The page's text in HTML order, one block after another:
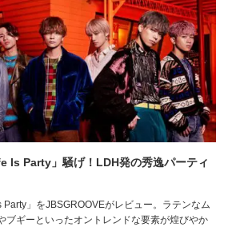
Is Party」騒げ！LDH発の秀逸パーティ
Party」をJBSGROOVEがレビュー。ラテンなム
ブギーといったオントレンドな要素が煌びやか